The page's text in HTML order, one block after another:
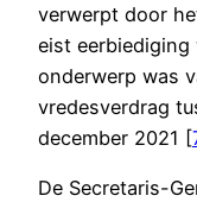
verwerpt door
eist
onderwerp was
vredesverdrag
december 2021 [
De Secretaris-